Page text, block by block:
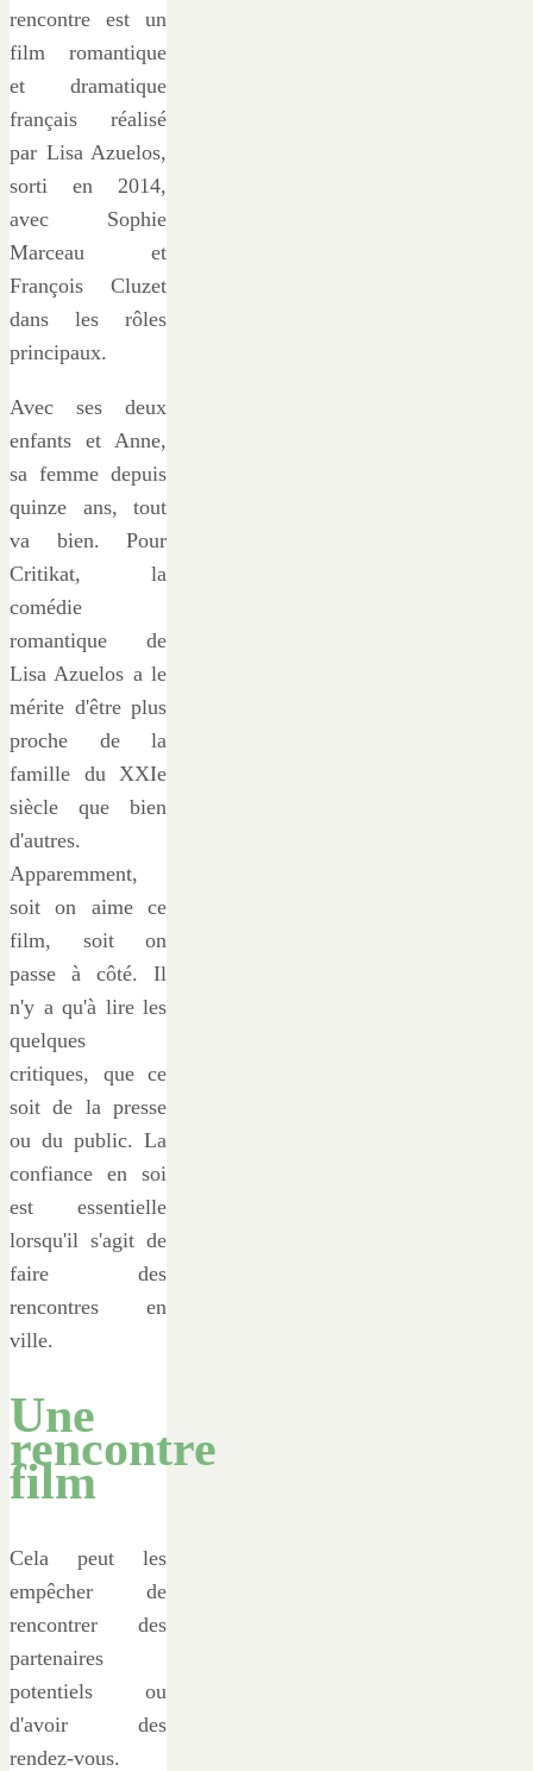
rencontre est un
film romantique
et dramatique
français réalisé
par Lisa Azuelos,
sorti en 2014,
avec Sophie
Marceau et
François Cluzet
dans les rôles
principaux.
Avec ses deux
enfants et Anne,
sa femme depuis
quinze ans, tout
va bien. Pour
Critikat, la
comédie
romantique de
Lisa Azuelos a le
mérite d'être plus
proche de la
famille du XXIe
siècle que bien
d'autres.
Apparemment,
soit on aime ce
film, soit on
passe à côté. Il
n'y a qu'à lire les
quelques
critiques, que ce
soit de la presse
ou du public. La
confiance en soi
est essentielle
lorsqu'il s'agit de
faire des
rencontres en
ville.
Une
rencontre
film
Cela peut les
empêcher de
rencontrer des
partenaires
potentiels ou
d'avoir des
rendez-vous.